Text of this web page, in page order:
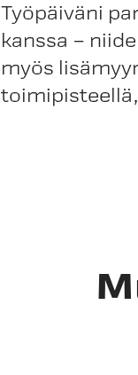
Työpäiväni
kanssa –
myös